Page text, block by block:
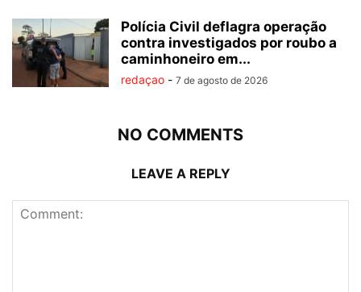
Polícia Civil deflagra operação
contra investigados por roubo a
caminhoneiro em...
redaçao - 7 de agosto de 2026
NO COMMENTS
LEAVE A REPLY